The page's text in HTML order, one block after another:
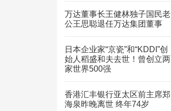
万达董事长王健林独子国民老
公王思聪退任万达集团董事
日本企业家“京瓷”和“KDDI”创
始人稻盛和夫去世！曾创立两
家世界500强
香港汇丰银行亚太区前主席郑
海泉昨晚离世 终年74岁